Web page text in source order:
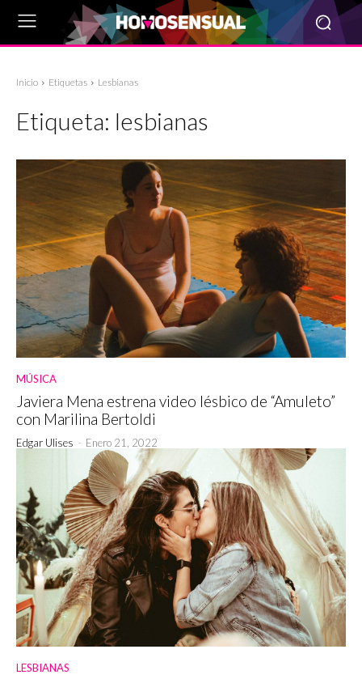
Inicio Etiquetas Lesbianas
Etiqueta: lesbianas
MÚSICA
Javiera Mena estrena video lésbico de “Amuleto”
con Marilina Bertoldi
Edgar Ulises - Enero 21, 2022
LESBIANAS